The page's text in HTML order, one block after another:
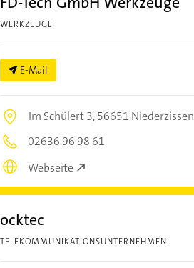
WERKZEUGE
E-Mail
Im Schülert 3,56651 Niederzissen
02636 96 98 61
Webseite
ocktec
TELEKOMMUNIKATIONSUNTERNEHMEN